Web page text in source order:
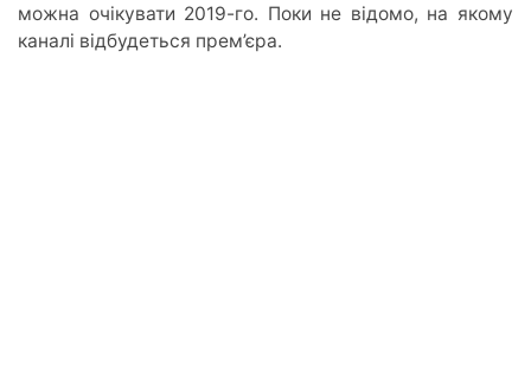
можна очікувати 2019-го. Поки не відомо, на якому
каналі відбудеться прем’єра.